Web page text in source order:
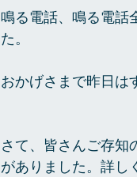
鳴る電話、鳴る電話
た。
おかげさまで昨日は
さて、皆さんご存知
がありました。詳し